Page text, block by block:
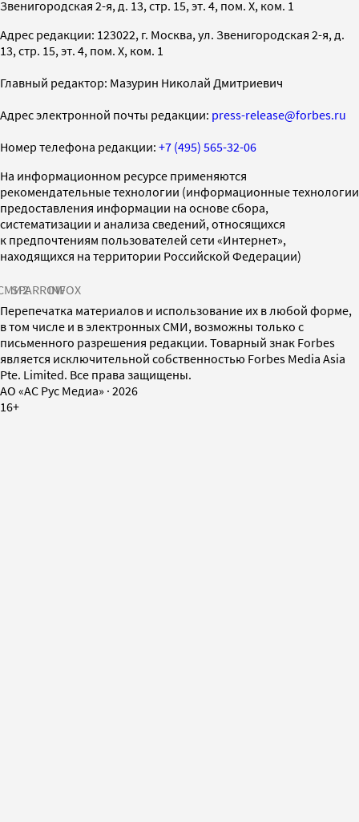
Звенигородская 2-я, д. 13, стр. 15, эт. 4, пом. X, ком. 1
Адрес редакции: 123022, г. Москва, ул. Звенигородская 2-я, д.
13, стр. 15, эт. 4, пом. X, ком. 1
Главный редактор: Мазурин Николай Дмитриевич
Адрес электронной почты редакции: press-release@forbes.ru
Номер телефона редакции: +7 (495) 565-32-06
На информационном ресурсе применяются
рекомендательные технологии (информационные технологии
предоставления информации на основе сбора,
систематизации и анализа сведений, относящихся
к предпочтениям пользователей сети «Интернет»,
находящихся на территории Российской Федерации)
SPARROWINFOX
Перепечатка материалов и использование их в любой форме,
в том числе и в электронных СМИ, возможны только с
письменного разрешения редакции. Товарный знак Forbes
является исключительной собственностью Forbes Media Asia
Pte. Limited. Все права защищены.
AO «АС Рус Медиа» · 2026
16+